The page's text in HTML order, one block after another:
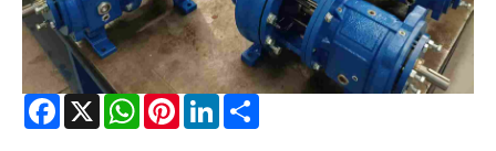
Facebook
X WhatsApp
PinterestLinkedIn
Share